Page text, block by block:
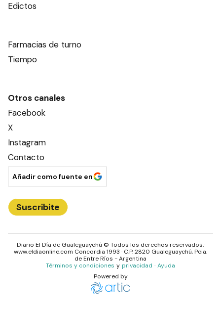
Edictos
Farmacias de turno
Tiempo
Otros canales
Facebook
X
Instagram
Contacto
Añadir como fuente en
Suscribite
Diario El Día de Gualeguaychú © Todos los derechos reservados.·
www.eldiaonline.com Concordia 1993 · C.P.2820 Gualeguaychú, Pcia.
deEntre Ríos - Argentina
Términos y condiciones y privacidad · Ayuda
Powered by